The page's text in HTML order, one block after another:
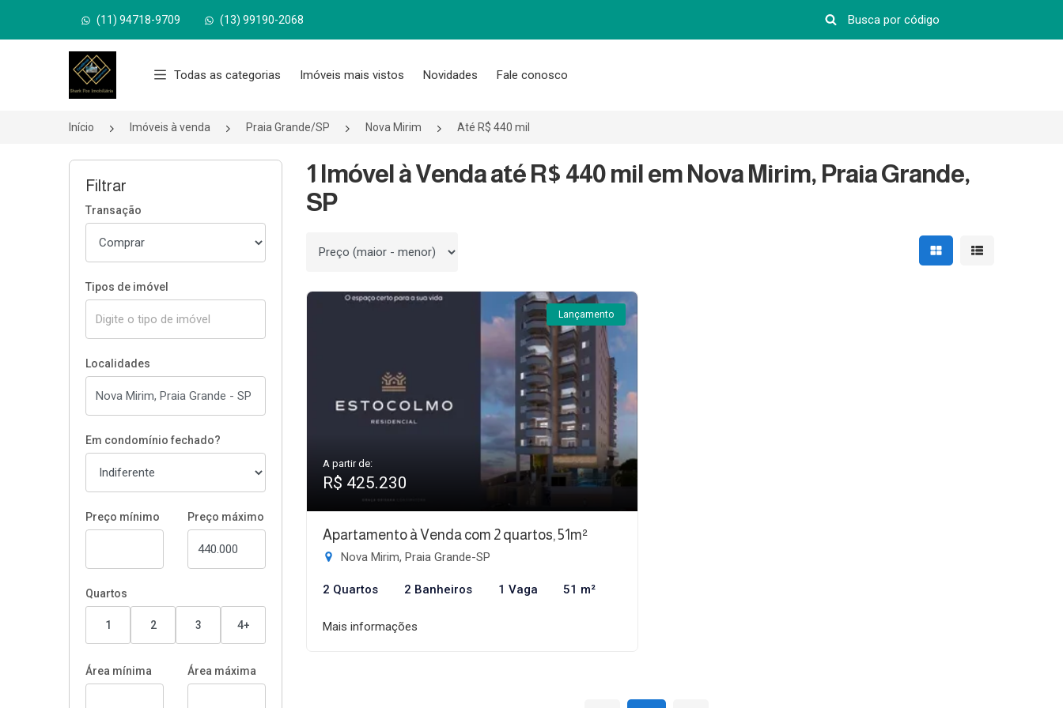
(11) 94718-9709 (13) 99190-2068
Página inicial
Todas as categorias Imóveis mais vistos Novidades Fale conosco
Início Imóveis à venda Praia Grande/SP Nova Mirim Até R$ 440 mil
Filtrar
Transação
Tipos de imóvel
Localidades
Em condomínio fechado?
Preço mínimo Preço máximo
Quartos
1 2 3 4+
Área mínima Área máxima
1 Imóvel à Venda até R$ 440 mil em Nova Mirim, Praia Grande,
SP
Ordenar por Mostrar resultados em
Mostrar
Lançamento
A partir de:
R$ 425.230
Apartamento à Venda com 2 quartos, 51m²
Nova Mirim, Praia Grande-SP
2 Quartos 2 Banheiros 1 Vaga 51 m²
Mais informações